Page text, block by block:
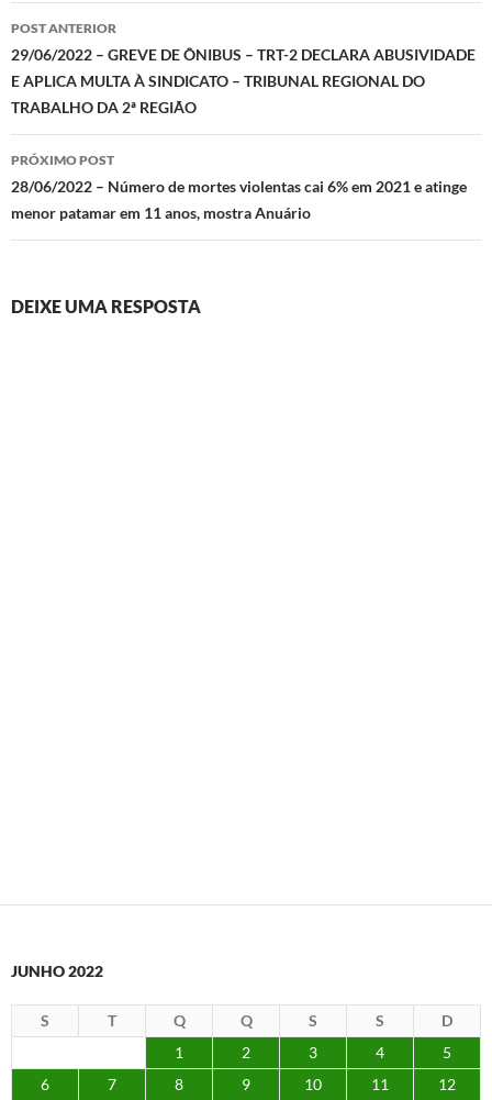
Navegação
de
posts
POST ANTERIOR
29/06/2022 – GREVE DE ÔNIBUS – TRT-2 DECLARA ABUSIVIDADE
E APLICA MULTA À SINDICATO – TRIBUNAL REGIONAL DO
TRABALHO DA 2ª REGIÃO
PRÓXIMO POST
28/06/2022 – Número de mortes violentas cai 6% em 2021 e atinge
menor patamar em 11 anos, mostra Anuário
DEIXE UMA RESPOSTA
JUNHO 2022
S T Q Q S S
D
1
2 3 4
5
6
7 8 9 10 11 12